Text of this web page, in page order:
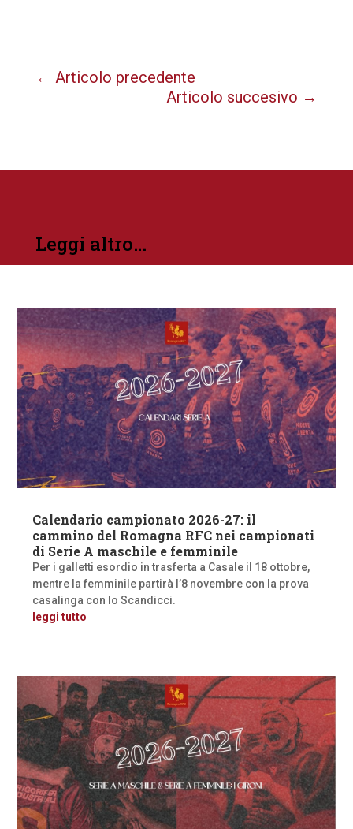
← Articolo precedente
Articolo succesivo →
Leggi altro…
Calendario campionato 2026-27: il
cammino del Romagna RFC nei campionati
di Serie A maschile e femminile
Per i galletti esordio in trasferta a Casale il 18 ottobre,
mentre la femminile partirà l’8 novembre con la prova
casalinga con lo Scandicci.
leggi tutto